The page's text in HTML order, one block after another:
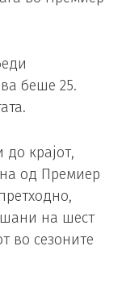
беше 25.
крајот,
од Премиер
на шест
во сезоните